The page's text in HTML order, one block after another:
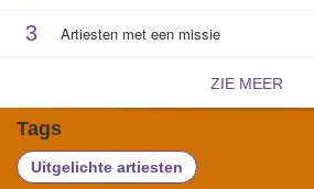
3 Artiesten met een missie
ZIE MEER
Tags
Uitgelichte artiesten